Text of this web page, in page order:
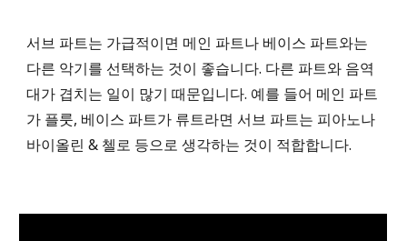
서브 파트는 가급적이면 메인 파트나 베이스 파트와는
다른 악기를 선택하는 것이 좋습니다. 다른 파트와 음역
대가 겹치는 일이 많기 때문입니다. 예를 들어 메인 파트
가 플룻, 베이스 파트가 류트라면 서브 파트는 피아노나
바이올린 & 첼로 등으로 생각하는 것이 적합합니다.